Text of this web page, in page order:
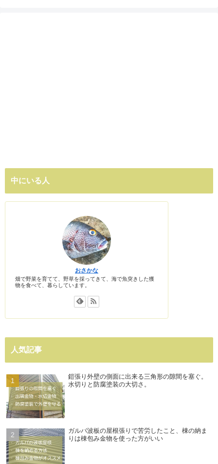
中にいる人
おさかな
畑で野菜を育てて、野草を採ってきて、海で魚突きした獲
物を食べて、暮らしています。
人気記事
鎧張り外壁の側面に出来る三角形の隙間を塞ぐ。
水切りと防腐塗装の大切さ。
ガルバ波板の屋根張りで苦労したこと、棟の納ま
りは棟包み金物を使った方がいい